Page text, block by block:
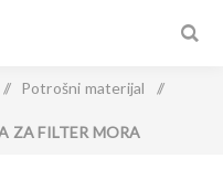
/ Potrošni materijal /
ZA FILTER MORA